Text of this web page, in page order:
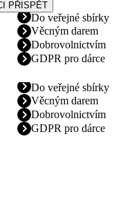
PŘISPĚT
Do veřejné sbírky
Věcným darem
Dobrovolnictvím
GDPR pro dárce
Do veřejné sbírky
Věcným darem
Dobrovolnictvím
GDPR pro dárce